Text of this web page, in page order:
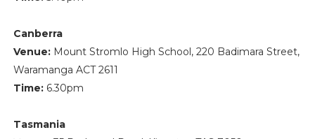
Canberra
Venue: Mount Stromlo High School, 220 Badimara Street,
Waramanga ACT 2611
Time:6.30pm
Tasmania